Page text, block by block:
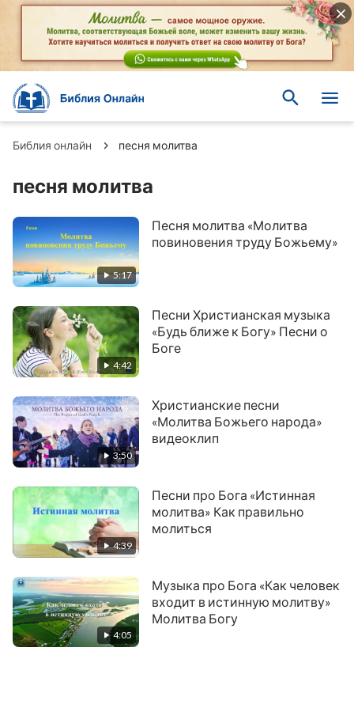
Библия онлайн песня молитва
песня молитва
5:17
Песня молитва «Молитва
повиновения труду Божьему»
4:42
Песни Христианская музыка
«Будь ближе к Богу» Песни о
Боге
3:50
Христианские песни
«Молитва Божьего народа»
видеоклип
4:39
Песни про Бога «Истинная
молитва» Как правильно
молиться
4:05
Музыка про Бога «Как человек
входит в истинную молитву»
Молитва Богу